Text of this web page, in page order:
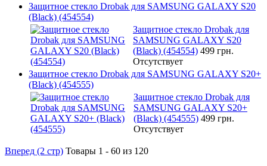
Защитное стекло Drobak для SAMSUNG GALAXY S20
(Black) (454554)
Защитное стекло Drobak для
SAMSUNG GALAXY S20
(Black) (454554) 499 грн.
Отсутствует
Защитное стекло Drobak для SAMSUNG GALAXY S20+
(Black) (454555)
Защитное стекло Drobak для
SAMSUNG GALAXY S20+
(Black) (454555) 499 грн.
Отсутствует
Вперед (2 стр) Товары 1 - 60 из 120